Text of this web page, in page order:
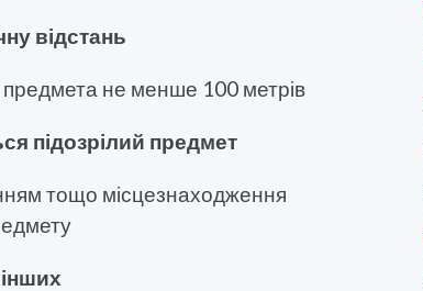
відстань
предмета не менше 100 метрів
підозрілий предмет
тощо місцезнаходження